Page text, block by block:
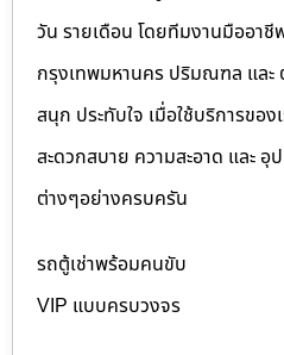
วัน รายเดือน โดยทีมงานมืออา
กรุงเทพมหานคร ปริมณฑล และ
สนุก ประทับใจ เมื่อใช้บริการของ
สะดวกสบาย ความสะอาด และ
ต่างๆอย่างครบครัน
รถตู้เช่าพร้อมคนขับ
VIP แบบครบวงจร